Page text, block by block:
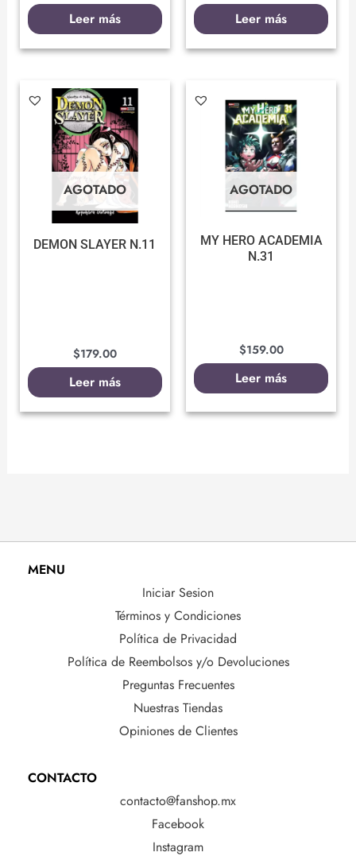
Leer más Leer más
AGOTADO
DEMON SLAYER N.11
$179.00
Leer más
AGOTADO
MY HERO ACADEMIA
N.31
$159.00
Leer más
MENU
Iniciar Sesion
Términos y Condiciones
Política de Privacidad
Política de Reembolsos y/o Devoluciones
Preguntas Frecuentes
Nuestras Tiendas
Opiniones de Clientes
CONTACTO
contacto@fanshop.mx
Facebook
Instagram